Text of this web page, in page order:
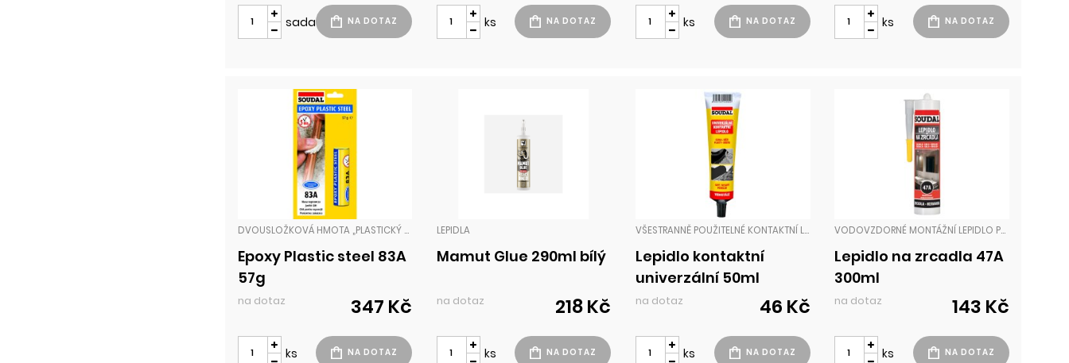
sada ks ks ks
DVOUSLOŽKOVÁ HMOTA „PLASTICKÝ KOV“ VYTVÁŘÍ PO VYTVRZENÍ MATERIÁL, KTERÝ VÝBORNĚ PŘILNE K PODKLADŮM JAKO ŽELEZO, HLINÍK, OCEL (VČETNĚ NEREZU), MĚĎ, DŘEVO, PLASTY (KROMĚ PP A PE), PORCELÁN, KERAMIKA, SKLO, KÁMEN, BETON APOD. LZE OPRACOVÁVAT JAKO BĚŽNÉ KOVY. LEPIDLA
Epoxy Plastic steel 83A
57g
na dotaz 347 Kč
ks
LEPIDLA
Mamut Glue 290ml bílý
na dotaz 218 Kč
ks
VŠESTRANNĚ POUŽITELNÉ KONTAKTNÍ LEPIDLO URČENÉ PRO LEPENÍ SAVÝCH I NESAVÝCH MATERIÁLŮ. VYZNAČUJE SE VYSOKOU PEVNOSTÍ SPOJE, JE RYCHLESCHNOUCÍ, VHODNÉ K PROFESIONÁLNÍMU VYUŽITÍ. LEPIDLA
Lepidlo kontaktní
univerzální 50ml
na dotaz 46 Kč
ks
VODOVZDORNÉ MONTÁŽNÍ LEPIDLO PRO LEPENÍ ZRCADEL NEBO SKLENĚNÝCH PRVKŮ NA BĚŽNÉ STAVEBNÍ POVRCHY MIMO PE, PP A PTFE. MÁ VÝBORNOU PŘILNAVOST NA VĚTŠINU MATERIÁLŮ, NEVYŽADUJE ZVLÁŠTNÍ PŘÍPRAVU PODKLADU, NENARUŠUJE REFLEXNÍ VRSTVU ZRCADEL. LEPIDLA
Lepidlo na zrcadla 47A
300ml
na dotaz 143 Kč
ks